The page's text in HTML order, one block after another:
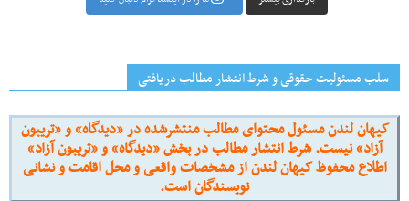
سلب مسئولیت حقوقی و شرط انتشار مطالب دریافتی
کیهان لندن مسئول محتوای مطالب منتشرشده در «دیدگاه» و «تریبون
آزاد» نیست. شرط انتشار مطالب در بخش «دیدگاه» و «تریبون آزاد»
اطلاع محفوظ کیهان لندن از مشخصات واقعی و محل اقامت و نشانی
نویسندگان است.